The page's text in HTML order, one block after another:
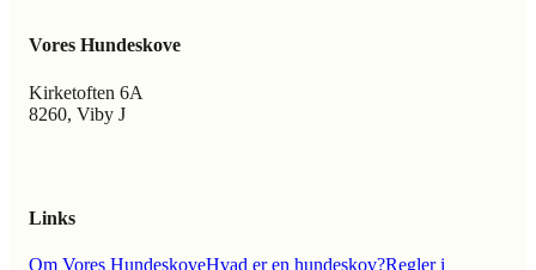
Vores Hundeskove
Kirketoften 6A
8260, Viby J
Links
Om Vores HundeskoveHvad er en hundeskov?Regler i